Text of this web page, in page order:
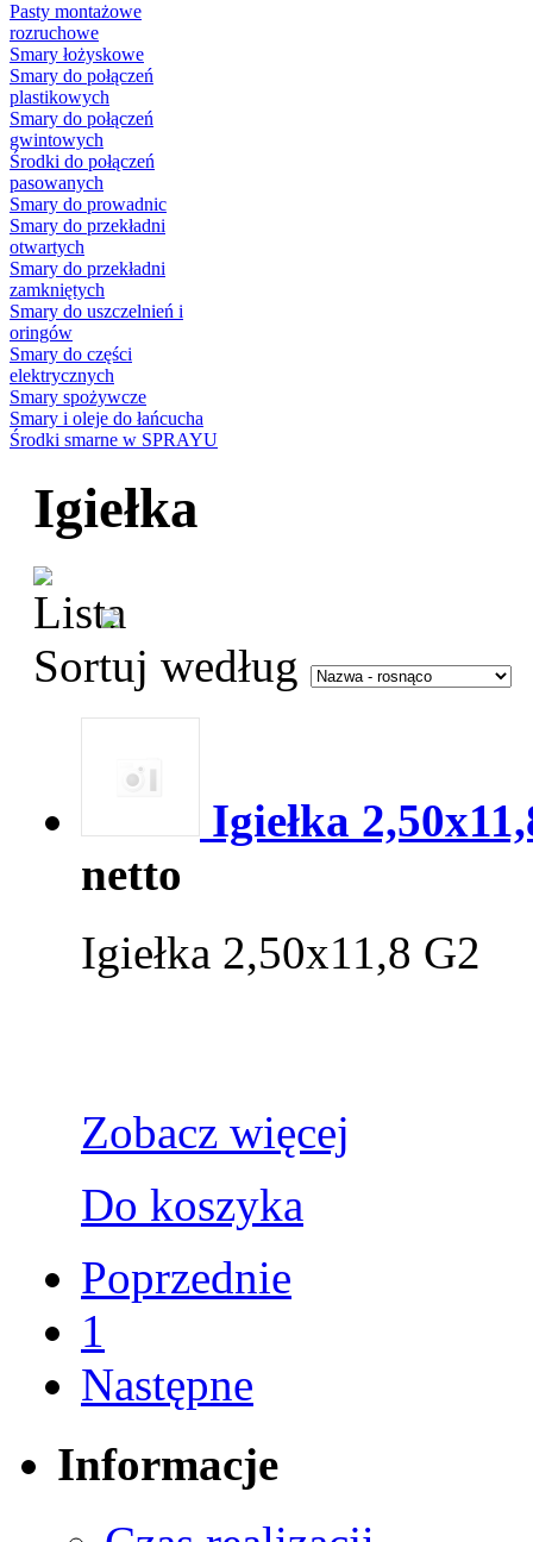
Pasty montażowe
rozruchowe
Smary łożyskowe
Smary do połączeń
plastikowych
Smary do połączeń
gwintowych
Środki do połączeń
pasowanych
Smary do prowadnic
Smary do przekładni
otwartych
Smary do przekładni
zamkniętych
Smary do uszczelnień i
oringów
Smary do części
elektrycznych
Smary spożywcze
Smary i oleje do łańcucha
Środki smarne w SPRAYU
Igiełka
Sortuj według
Igiełka
netto
Igiełka 2,50x11,8 G2
Zobacz więcej
Do koszyka
Poprzednie
1
Następne
Informacje